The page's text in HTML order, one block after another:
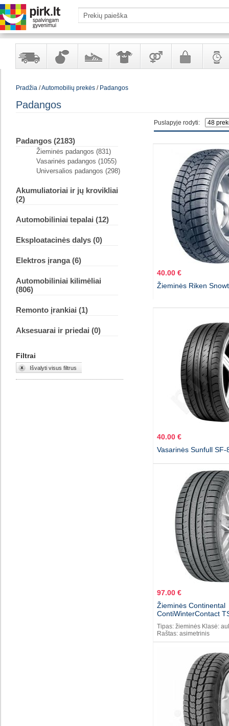
Yra
Kvepalai
kosmetika
AvalynėApranga
Pradžia/Automobilių prekės/ Padangos
Padangos
Puslapyje rodyti:
Padangos (2183)
Žieminės padangos (831)
Vasarinės padangos (1055)
Universalios padangos (298)
Akumuliatoriai ir jų krovikliai
(2)
Automobiliniai tepalai (12)
Eksploatacinės dalys (0)
Elektros įranga (6)
Automobiliniai kilimėliai
(806)
Remonto įrankiai (1)
Aksesuarai ir priedai (0)
Filtrai
Išvalyti visus filtrus
40.00 €
Žieminės Riken
40.00 €
Vasarinės Sunfull SF-
97.00 €
Žieminės Continental
ContiWinterContact
Tipas: žieminės Klasė:
Raštas: asimetrinis